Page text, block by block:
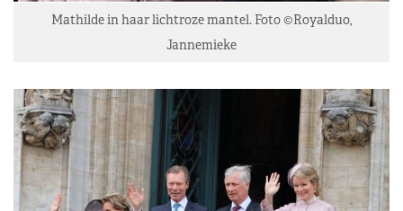
Mathilde in haar lichtroze mantel. Foto ©Royalduo,
Jannemieke